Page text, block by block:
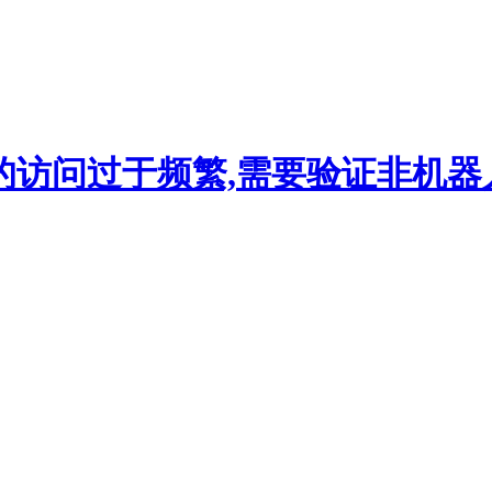
访问过于频繁,需要验证非机器